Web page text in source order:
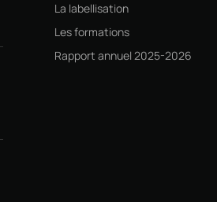
La labellisation
Les formations
Rapport annuel 2025-2026